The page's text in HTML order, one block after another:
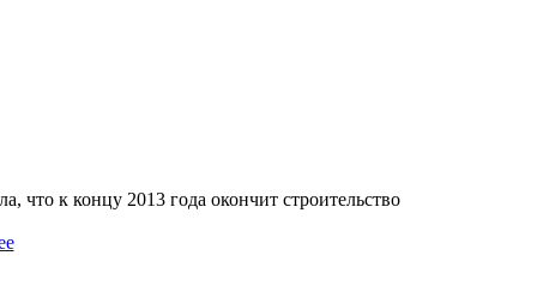
что к концу 2013 года окончит строительство